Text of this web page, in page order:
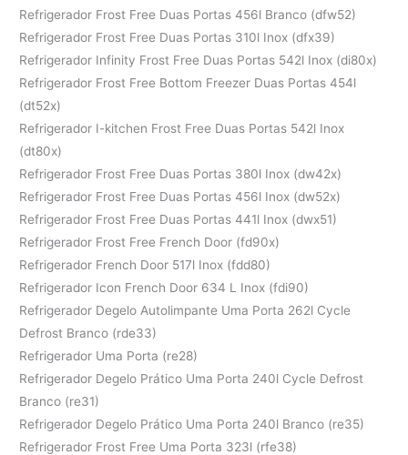
Refrigerador Frost Free Duas Portas 456l Branco (dfw52)
Refrigerador Frost Free Duas Portas 310l Inox (dfx39)
Refrigerador Infinity Frost Free Duas Portas 542l Inox (di80x)
Refrigerador Frost Free Bottom Freezer Duas Portas 454l
(dt52x)
Refrigerador I-kitchen Frost Free Duas Portas 542l Inox
(dt80x)
Refrigerador Frost Free Duas Portas 380l Inox (dw42x)
Refrigerador Frost Free Duas Portas 456l Inox (dw52x)
Refrigerador Frost Free Duas Portas 441l Inox (dwx51)
Refrigerador Frost Free French Door (fd90x)
Refrigerador French Door 517l Inox (fdd80)
Refrigerador Icon French Door 634 L Inox (fdi90)
Refrigerador Degelo Autolimpante Uma Porta 262l Cycle
Defrost Branco (rde33)
Refrigerador Uma Porta (re28)
Refrigerador Degelo Prático Uma Porta 240l Cycle Defrost
Branco (re31)
Refrigerador Degelo Prático Uma Porta 240l Branco (re35)
Refrigerador Frost Free Uma Porta 323l (rfe38)